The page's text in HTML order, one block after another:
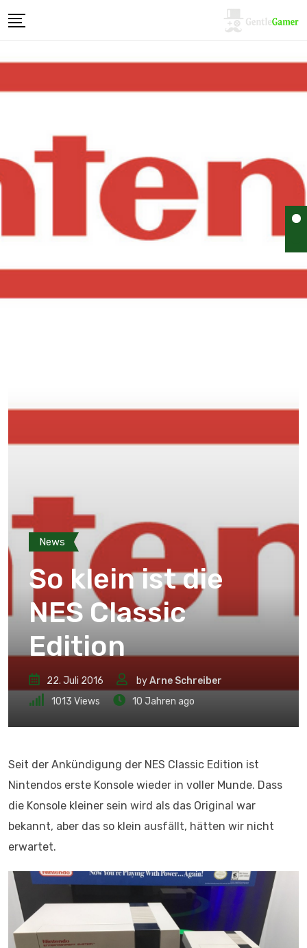
News
So klein ist die
NES Classic
Edition
22. Juli 2016 byArne Schreiber
1013 Views 10 Jahren ago
Seit der Ankündigung der NES Classic Edition ist
Nintendos erste Konsole wieder in voller Munde. Dass
die Konsole kleiner sein wird als das Original war
bekannt, aber das so klein ausfällt, hätten wir nicht
erwartet.